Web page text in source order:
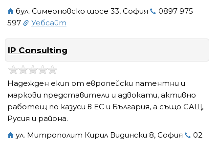
бул. Симеоновско шосе 33, София
0897 975
597
Уебсайт
IP Consulting
Надежден екип от европейски патентни и
маркови представители и адвокати, активно
работещ по казуси в ЕС и България, а също САЩ,
Русия и района.
ул. Митрополит Кирил Видински 8, София
02